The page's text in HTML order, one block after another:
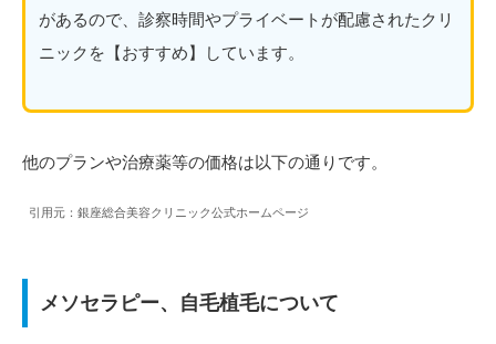
があるので、診察時間やプライベートが配慮されたクリ
ニックを【おすすめ】しています。
他のプランや治療薬等の価格は以下の通りです。
引用元：銀座総合美容クリニック公式ホームページ
メソセラピー、自毛植毛について